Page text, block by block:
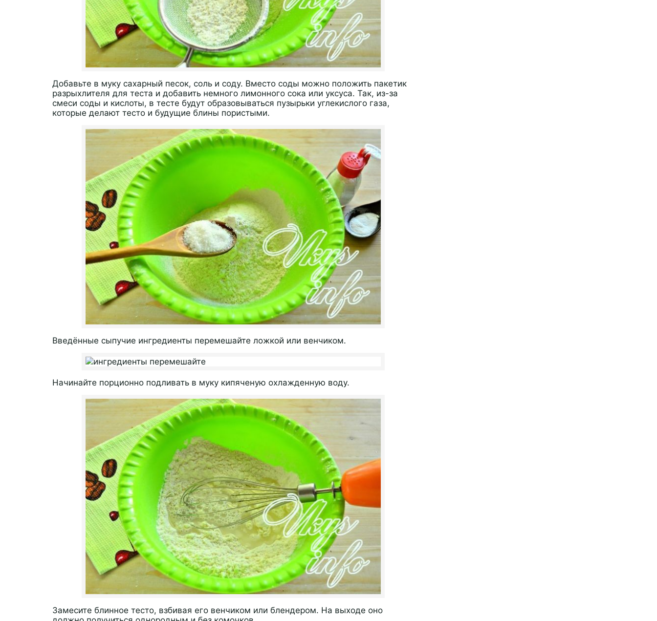
Добавьте в муку сахарный песок, соль и соду. Вместо соды можно положить пакетик
разрыхлителя для теста и добавить немного лимонного сока или уксуса. Так, из-за
смеси соды и кислоты, в тесте будут образовываться пузырьки углекислого газа,
которые делают тесто и будущие блины пористыми.
Введённые сыпучие ингредиенты перемешайте ложкой или венчиком.
Начинайте порционно подливать в муку кипяченую охлажденную воду.
Замесите блинное тесто, взбивая его венчиком или блендером. На выходе оно